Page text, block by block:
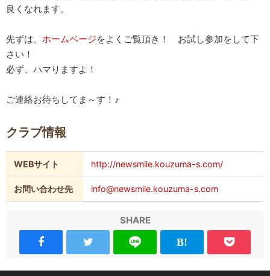
良くなれます。
先ずは、 ホームページをよくご覧頂き！ お試し参加をして下
さい！
必ず、ハマりますよ！
ご連絡お待ちしてま～す！♪
クラブ情報
WEBサイト http://newsmile.kouzuma-s.com/
お問い合わせ先 info@newsmile.kouzuma-s.com
SHARE